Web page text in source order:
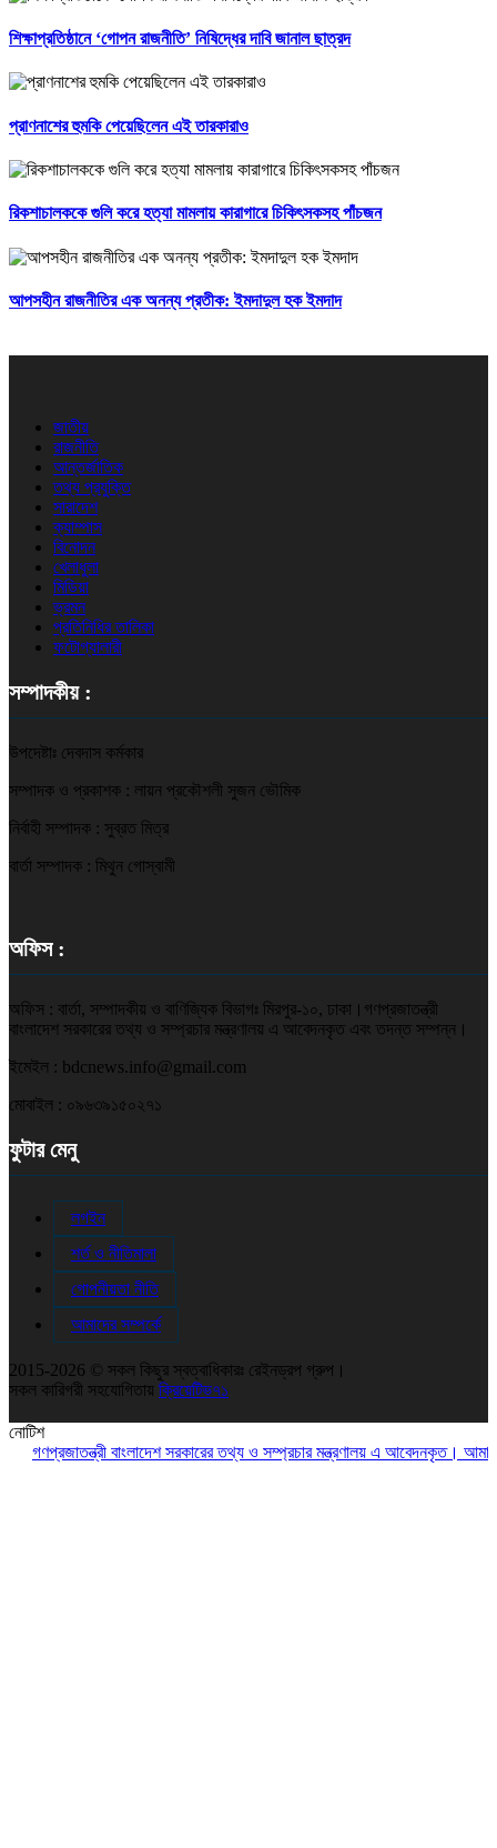
শিক্ষাপ্রতিষ্ঠানে ‘গোপন রাজনীতি’ নিষিদ্ধের দাবি জানাল ছাত্রদ
প্রাণনাশের হুমকি পেয়েছিলেন এই তারকারাও
রিকশাচালককে গুলি করে হত্যা মামলায় কারাগারে চিকিৎসকসহ পাঁচজন
আপসহীন রাজনীতির এক অনন্য প্রতীক: ইমদাদুল হক ইমদাদ
জাতীয়
রাজনীতি
আন্তর্জাতিক
তথ্য প্রযুক্তি
সারাদেশ
ক্যাম্পাস
বিনোদন
খেলাধুলা
মিডিয়া
ভ্রমন
প্রতিনিধির তালিকা
ফটোগ্যালারী
সম্পাদকীয় :
উপদেষ্টাঃ দেবদাস কর্মকার
সম্পাদক ও প্রকাশক : লায়ন প্রকৌশলী সুজন ভৌমিক
নির্বাহী সম্পাদক : সুব্রত মিত্র
বার্তা সম্পাদক : মিথুন গোস্বামী
অফিস :
অফিস : বার্তা, সম্পাদকীয় ও বাণিজ্যিক বিভাগঃ মিরপুর-১০, ঢাকা।গণপ্রজাতন্ত্রী
বাংলাদেশ সরকারের তথ্য ও সম্প্রচার মন্ত্রণালয় এ আবেদনকৃত এবং তদন্ত সম্পন্ন।
ইমেইল : bdcnews.info@gmail.com
মোবাইল : ০৯৬৩৯১৫০২৭১
ফুটার মেনু
লগইন
শর্ত ও নীতিমালা
গোপনীয়তা নীতি
আমাদের সম্পর্কে
2015-2026 © সকল কিছুর স্বত্বাধিকারঃ রেইনড্রপ গ্রুপ।
সকল কারিগরী সহযোগিতায় ক্রিয়েটিভ৭১
নোটিশ
বাংলাদেশ সরকারের তথ্য ও সম্প্রচার মন্ত্রণালয় এ আবেদনকৃত। আমাদের